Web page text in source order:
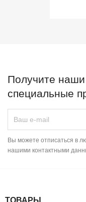
Получите
специальные
Вы можете отписаться в
нашими контактными
ТОВАРЫ